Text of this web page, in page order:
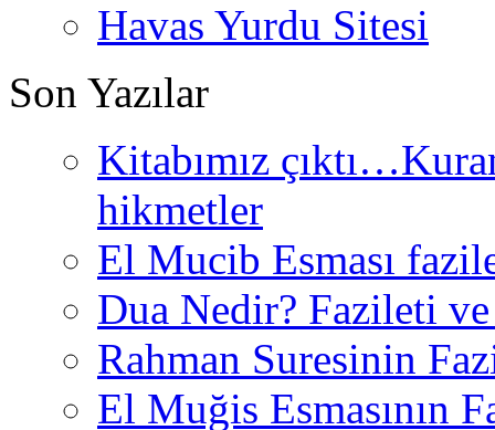
Havas Yurdu Sitesi
Son Yazılar
Kitabımız
hikmetler
El Mucib Esması
Dua Nedir? Fazileti
Rahman Suresinin
El Muğis Esmasının